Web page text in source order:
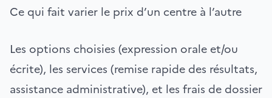
Ce qui fait varier le prix d’un centre à l’autre
Les options choisies (expression orale et/ou
écrite), les services (remise rapide des résultats,
assistance administrative), et les frais de dossier